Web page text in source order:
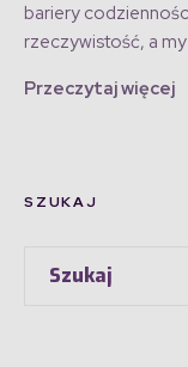
bariery
rzeczywistość, a
Przeczytaj więcej
SZUKAJ